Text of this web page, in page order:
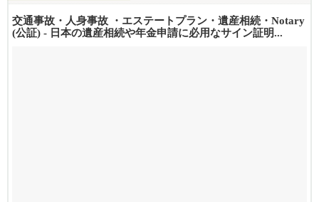
交通事故・人身事故 ・エステートプラン・遺産相続・Notary
(公証) - 日本の遺産相続や年金申請に必用なサイン証明...